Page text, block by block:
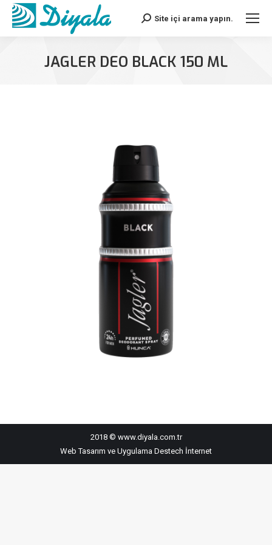
Search:Site içi arama yapın.
JAGLER DEO BLACK 150 ML
2018 © www.diyala.com.tr
Web Tasarım ve Uygulama Destech İnternet